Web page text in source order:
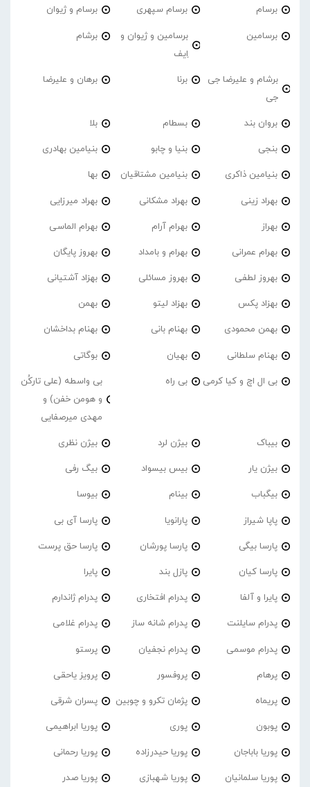
برسام برسام سپهری برسام و ژیوان
برسامین
برسامین و ژیوان و
اِیف
برشام
برشام و علیرضا جی
جی
برنا برهان و علیرضا
بروان بند بسطام بلا
بنجی بنیا و چابو بنیامین بهادری
بنیامین ذاکری بنیامین مشتاقیان بها
بهراد زینی بهراد مشکانی بهراد میرزایی
بهراز بهرام آرام بهرام الماسی
بهرام عمرانی بهرام و بامداد بهروز پایگان
بهروز لطفی بهروز مسائلی بهزاد آشتیانی
بهزاد پکس بهزاد لیتو بهمن
بهمن محمودی بهنام بانی بهنام بداخشان
بهنام سلطانی بهیان بوگاتی
بی ال اچ و کیا کرمی بی راه
بی واسطه (علی تارکُن
و هومن خفن) و
مهدی میرصفایی
بیباک بیژن لرد بیژن نظری
بیژن یار بیس بیسواد بیگ رفی
بیگباب بینام بیوسا
پاپا شیراز پارانویا پارسا آی بی
پارسا بیگی پارسا پورشان پارسا حق پرست
پارسا کیان پازل بند پایرا
پایرا و آلفا پدرام افتخاری پدرام ژاندارم
پدرام‌ سایلنت پدرام شانه ساز پدرام غلامی
پدرام موسمی پدرام نجفیان پرستو
پرهام پروفسور پرویز یاحقی
پریماه پژمان تکرو و چوبین پسران شرقی
پوبون پوری پوریا ابراهیمی
پوریا باباجان پوریا حیدرزاده پوریا رحمانی
پوریا سلمانیان پوریا شهبازی پوریا صدر